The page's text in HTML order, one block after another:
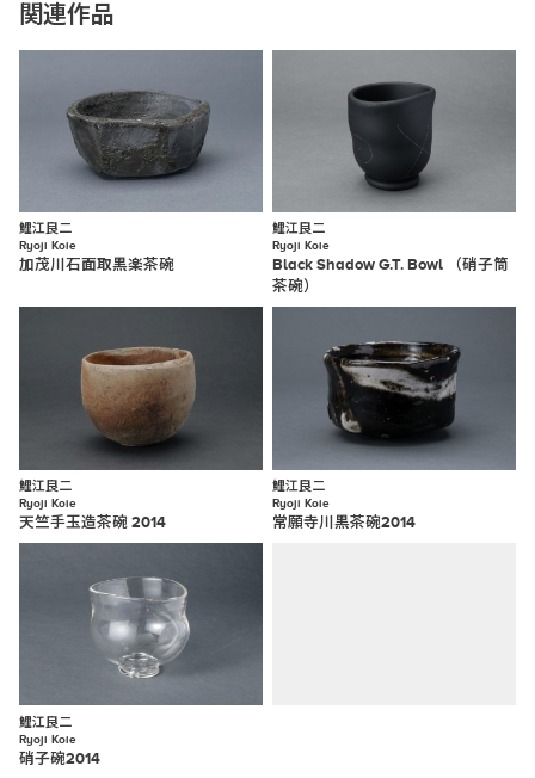
関連作品
鯉江良二
Ryoji Koie
加茂川石面取黒楽茶碗
鯉江良二
Ryoji Koie
Black Shadow G.T. Bowl （硝子筒
茶碗）
鯉江良二
Ryoji Koie
天竺手玉造茶碗 2014
鯉江良二
Ryoji Koie
常願寺川黒茶碗2014
鯉江良二
Ryoji Koie
硝子碗2014